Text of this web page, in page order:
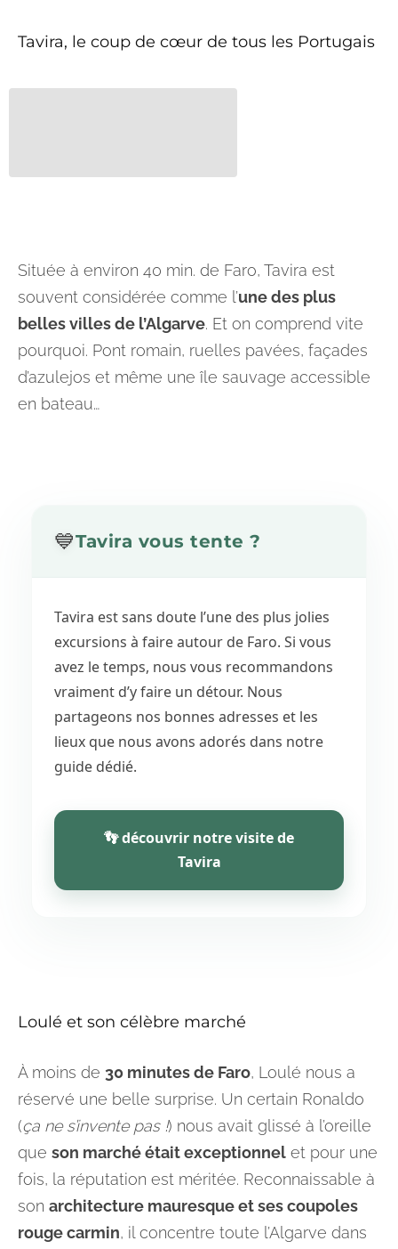
Tavira, le coup de cœur de tous les Portugais
Située à environ 40 min. de Faro, Tavira est
souvent considérée comme l’une des plus
belles villes de l’Algarve. Et on comprend vite
pourquoi. Pont romain, ruelles pavées, façades
d’azulejos et même une île sauvage accessible
en bateau…
💙Tavira vous tente ?
Tavira est sans doute l’une des plus jolies
excursions à faire autour de Faro. Si vous
avez le temps, nous vous recommandons
vraiment d’y faire un détour. Nous
partageons nos bonnes adresses et les
lieux que nous avons adorés dans notre
guide dédié.
👣 découvrir notre visite de
Tavira
Loulé et son célèbre marché
À moins de 30 minutes de Faro, Loulé nous a
réservé une belle surprise. Un certain Ronaldo
(ça ne s’invente pas !) nous avait glissé à l’oreille
que son marché était exceptionnel et pour une
fois, la réputation est méritée. Reconnaissable à
son architecture mauresque et ses coupoles
rouge carmin, il concentre toute l’Algarve dans